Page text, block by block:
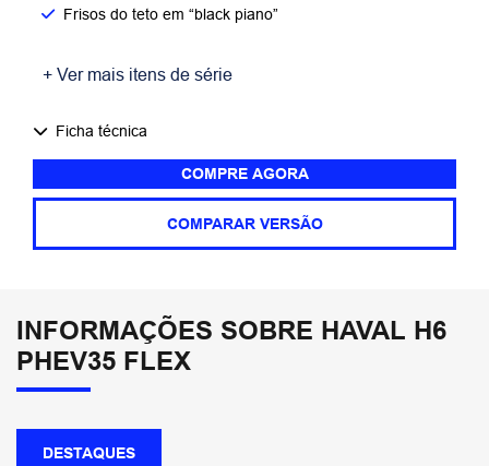
Frisos do teto em “black piano”
+ Ver mais itens de série
Ficha técnica
COMPRE AGORA
COMPARAR VERSÃO
INFORMAÇÕES SOBRE HAVAL H6
PHEV35 FLEX
DESTAQUES